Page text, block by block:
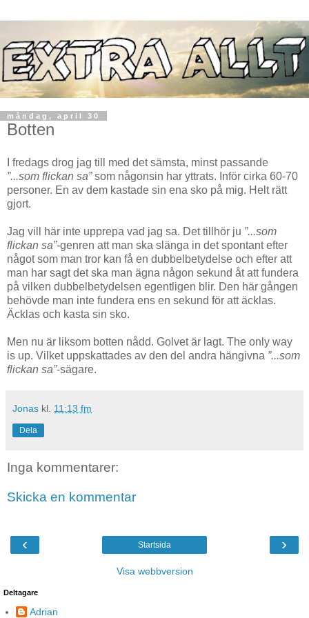
måndag, april 30
Botten
I fredags drog jag till med det sämsta, minst passande
”...som flickan sa”som någonsin har yttrats. Inför cirka 60-70
personer. En av dem kastade sin ena sko på mig. Helt rätt
gjort.
Jag vill här inte upprepa vad jag sa. Det tillhör ju ”...som
flickan sa”-genren att man ska slänga in det spontant efter
något som man tror kan få en dubbelbetydelse och efter att
man har sagt det ska man ägna någon sekund åt att fundera
på vilken dubbelbetydelsen egentligen blir. Den här gången
behövde man inte fundera ens en sekund för att äcklas.
Äcklas och kasta sin sko.
Men nu är liksom botten nådd. Golvet är lagt. The only way
is up. Vilket uppskattades av den del andra hängivna ”...som
flickan sa”-sägare.
Jonas kl. 11:13 fm
Dela
Inga kommentarer:
Skicka en kommentar
‹ ›
Startsida
Visa webbversion
Deltagare
Adrian